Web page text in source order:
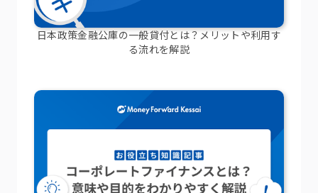
日本政策金融公庫の一般貸付とは？メリットや利用す
る流れを解説